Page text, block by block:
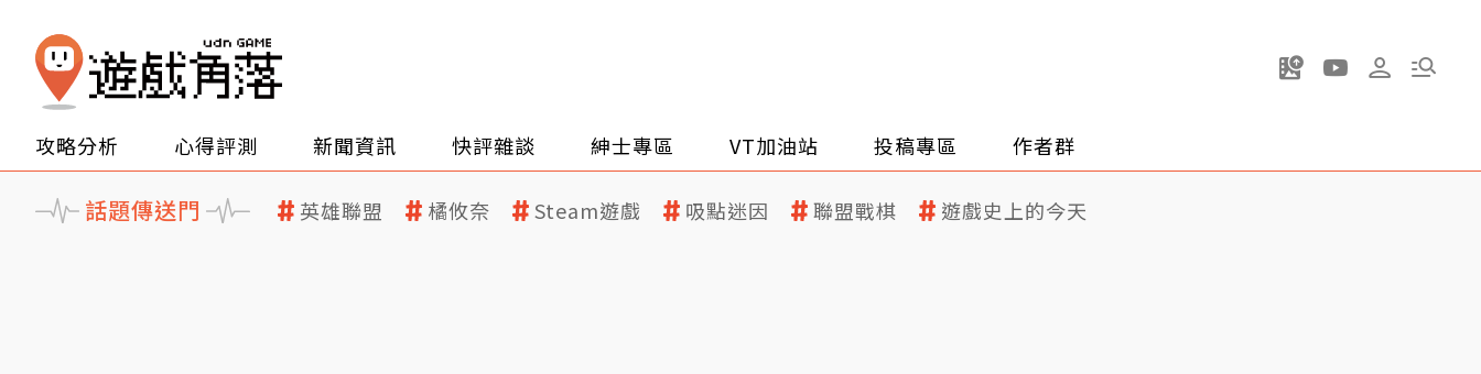
攻略分析 心得評測 新聞資訊 快評雜談 紳士專區 VT加油站 投稿專區 作者群
話題傳送門 英雄聯盟 橘攸奈 Steam遊戲 吸點迷因 聯盟戰棋 遊戲史上的今天